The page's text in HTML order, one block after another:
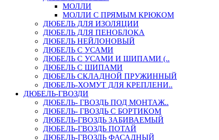
МОЛЛИ
МОЛЛИ С ПРЯМЫМ КРЮКОМ
ДЮБЕЛЬ ДЛЯ ИЗОЛЯЦИИ
ДЮБЕЛЬ ДЛЯ ПЕНОБЛОКА
ДЮБЕЛЬ НЕЙЛОНОВЫЙ
ДЮБЕЛЬ С УСАМИ
ДЮБЕЛЬ С УСАМИ И ШИПАМИ (..
ДЮБЕЛЬ С ШИПАМИ
ДЮБЕЛЬ СКЛАДНОЙ ПРУЖИННЫЙ
ДЮБЕЛЬ-ХОМУТ ДЛЯ КРЕПЛЕНИ..
ДЮБЕЛЬ-ГВОЗДИ
ДЮБЕЛЬ- ГВОЗДЬ ПОД МОНТАЖ..
ДЮБЕЛЬ- ГВОЗДЬ С БОРТИКОМ
ДЮБЕЛЬ-ГВОЗДЬ ЗАБИВАЕМЫЙ
ДЮБЕЛЬ-ГВОЗДЬ ПОТАЙ
ДЮБЕЛЬ-ГВОЗДЬ ФАСАДНЫЙ